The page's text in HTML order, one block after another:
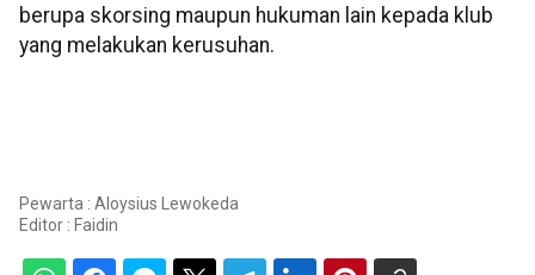
berupa skorsing maupun hukuman lain kepada klub
yang melakukan kerusuhan.
Pewarta : Aloysius Lewokeda
Editor : Faidin